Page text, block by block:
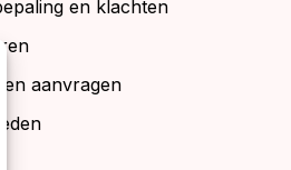
en klachten
aanvragen